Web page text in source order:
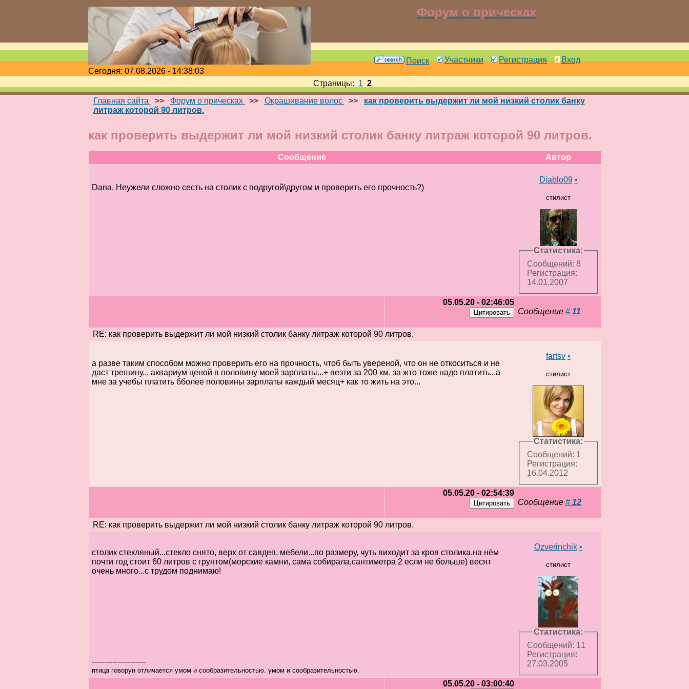
Форум о прическах
Поиск Участники Регистрация
Вход
Сегодня: 07.08.2026 - 14:38:03
Страницы: 1 2
Главная сайта
>> Форум о прическах >> Окрашивание волос >> как проверить выдержит ли мой низкий столик банку
литраж которой 90 литров.
как проверить выдержит ли мой низкий столик банку литраж которой 90 литров.
Сообщение Автор
Dana, Неужели сложно сесть на столик с подругой\другом и проверить его прочность?)
Diablo09 •
стилист
Статистика:
Сообщений: 8
Регистрация:
14.01.2007
05.05.20 - 02:46:05
Сообщение # 11
RE: как проверить выдержит ли мой низкий столик банку литраж которой 90 литров.
а разве таким способом можно проверить его на прочность, чтоб быть увереной, что он не откоситься и не
даст трешину... аквариум ценой в половину моей зарплаты...+ везти за 200 км, за жто тоже надо платить...а
мне за учебы платить бболее половины зарплаты каждый месяц+ как то жить на это...
fartsv •
стилист
Статистика:
Сообщений: 1
Регистрация:
16.04.2012
05.05.20 - 02:54:39
Сообщение # 12
RE: как проверить выдержит ли мой низкий столик банку литраж которой 90 литров.
столик стекляный...стекло снято, верх от савдеп. мебели...по размеру, чуть виходит за кроя столика.на нём
почти год стоит 60 литров с грунтом(морские камни, сама собирала,сантиметра 2 если не больше) весят
очень много...с трудом поднимаю!
---------------------
птица говорун отличается умом и сообразительностью. умом и сообразительностью.
Ozverinchik •
стилист
Статистика:
Сообщений: 11
Регистрация:
27.03.2005
05.05.20 - 03:00:40